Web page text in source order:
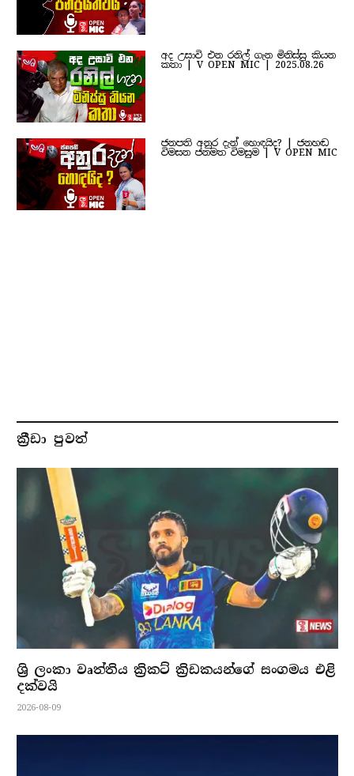
අද උසාවි එන රනිල් ගැන මිනිස්සු කියන
කතා | V OPEN MIC | 2025.08.26
ජනපති අනුර දැන් හොඳයිද? | ජනහඬ
විමසන ජනමත විමසුම | V OPEN MIC
ක්‍රීඩා පුවත්
ශ්‍රි ලංකා වෘත්තිය ක්‍රිකට් ක්‍රිඩකයන්ගේ සංගමය එළි
දක්වයි
2026-08-09